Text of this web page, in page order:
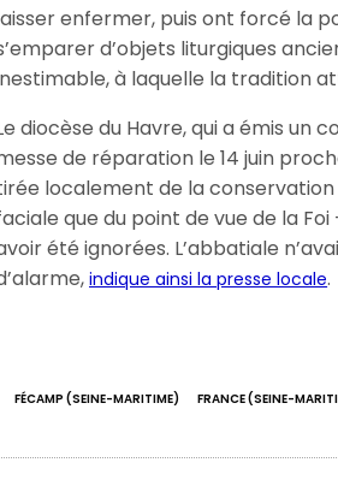
enfermer, puis ont forcé la
d’objets liturgiques
à laquelle la tradition
diocèse du Havre, qui a émis un
de réparation le 14 juin
localement de la
que du point de vue de la
été ignorées. L’abbatiale
indique ainsi la presse locale.
FÉCAMP (SEINE-MARITIME) FRANCE (SEINE-